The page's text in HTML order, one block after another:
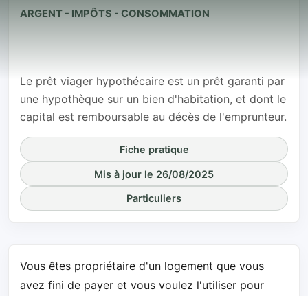
ARGENT - IMPÔTS - CONSOMMATION
Prêt viager
hypothécaire
Le prêt viager hypothécaire est un prêt garanti par
une hypothèque sur un bien d'habitation, et dont le
capital est remboursable au décès de l'emprunteur.
Fiche pratique
Mis à jour le 26/08/2025
Particuliers
Vous êtes propriétaire d'un logement que vous
avez fini de payer et vous voulez l'utiliser pour